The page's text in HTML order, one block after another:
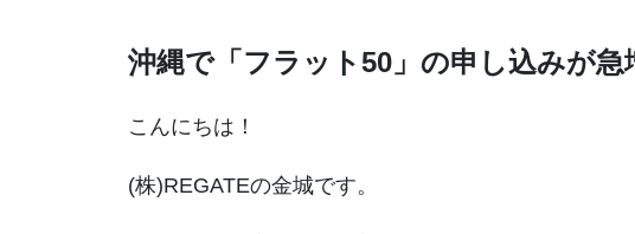
沖縄で「フラット50」の申し込みが急
こんにちは！
(株)REGATEの金城です。